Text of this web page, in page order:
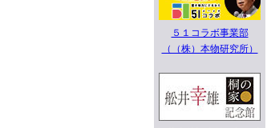
５１コラボ事業部
（（株）本物研究所）